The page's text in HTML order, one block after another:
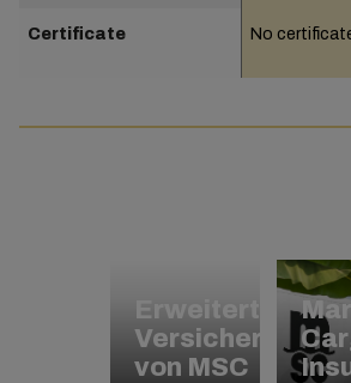
Certificate No
Erweiterter
von MSC